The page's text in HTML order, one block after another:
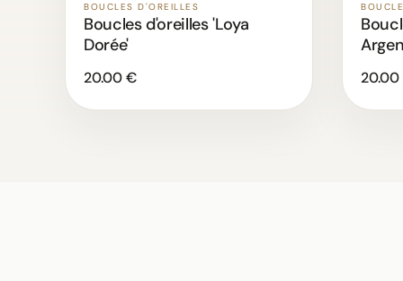
BOUCLES D'OREILLES
Boucles d'oreilles 'Loya
Dorée'
20.00 €